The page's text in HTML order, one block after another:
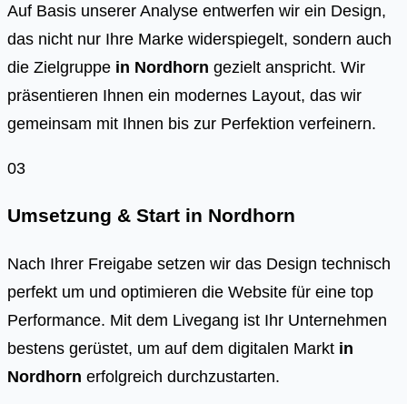
Auf Basis unserer Analyse entwerfen wir ein Design,
das nicht nur Ihre Marke widerspiegelt, sondern auch
die Zielgruppe in Nordhorn gezielt anspricht. Wir
präsentieren Ihnen ein modernes Layout, das wir
gemeinsam mit Ihnen bis zur Perfektion verfeinern.
03
Umsetzung & Start in Nordhorn
Nach Ihrer Freigabe setzen wir das Design technisch
perfekt um und optimieren die Website für eine top
Performance. Mit dem Livegang ist Ihr Unternehmen
bestens gerüstet, um auf dem digitalen Markt in
Nordhorn erfolgreich durchzustarten.